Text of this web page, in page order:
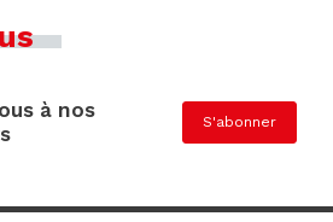
à nos
S'abonner